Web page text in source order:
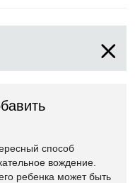
способ
вождение.
ребенка может быть